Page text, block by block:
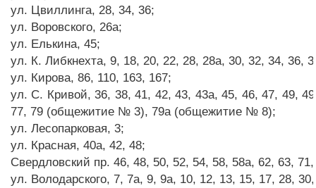
ул. Цвиллинга, 28, 34, 36;
ул. Воровского, 26а;
ул. Елькина, 45;
ул. К. Либкнехта, 9, 18, 20, 22, 28, 28а, 30, 32, 34, 36,
ул. Кирова, 86, 110, 163, 167;
ул. С. Кривой, 36, 38, 41, 42, 43, 43а, 45, 46, 47, 49,
77, 79 (общежитие № 3), 79а (общежитие № 8);
ул. Лесопарковая, 3;
ул. Красная, 40а, 42, 48;
Свердловский пр. 46, 48, 50, 52, 54, 58, 58а, 62, 63,
ул. Володарского, 7, 7а, 9, 9а, 10, 12, 13, 15, 17, 28,